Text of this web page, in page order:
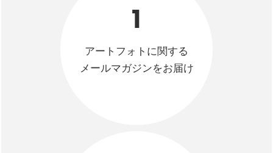
1
アートフォトに関する
メールマガジンをお届け